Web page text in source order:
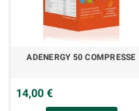
ADENERGY 50 COMPRESSE
14,00 €